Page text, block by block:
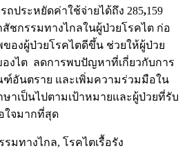
ถประหยัดค่าใช้จ่ายได้ถึง 285,159
ชกรรมทางไกลในผู้ป่วยโรคไต ก่อ
องผู้ป่วยโรคไตดีขึ้น ช่วยให้ผู้ป่วย
งไต ลดการพบปัญหาที่เกี่ยวกับการ
อันตราย และเพิ่มความร่วมมือใน
าเป็นไปตามเป้าหมายและผู้ป่วยที่รับ
ใจมากที่สุด
มทางไกล, โรคไตเรื้อรัง